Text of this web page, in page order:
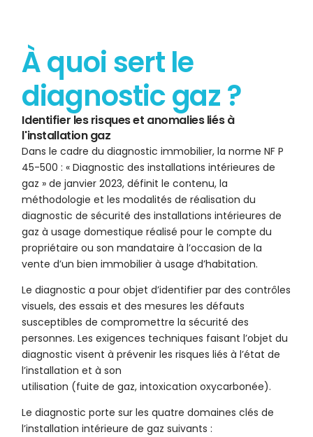
À quoi sert le
diagnostic gaz ?
Identifier les risques et anomalies liés à
l'installation gaz
Dans le cadre du diagnostic immobilier, la norme NF P
45-500 : « Diagnostic des installations intérieures de
gaz » de janvier 2023, définit le contenu, la
méthodologie et les modalités de réalisation du
diagnostic de sécurité des installations intérieures de
gaz à usage domestique réalisé pour le compte du
propriétaire ou son mandataire à l’occasion de la
vente d’un bien immobilier à usage d’habitation.
Le diagnostic a pour objet d’identifier par des contrôles
visuels, des essais et des mesures les défauts
susceptibles de compromettre la sécurité des
personnes. Les exigences techniques faisant l’objet du
diagnostic visent à prévenir les risques liés à l’état de
l’installation et à son
utilisation (fuite de gaz, intoxication oxycarbonée).
Le diagnostic porte sur les quatre domaines clés de
l’installation intérieure de gaz suivants :